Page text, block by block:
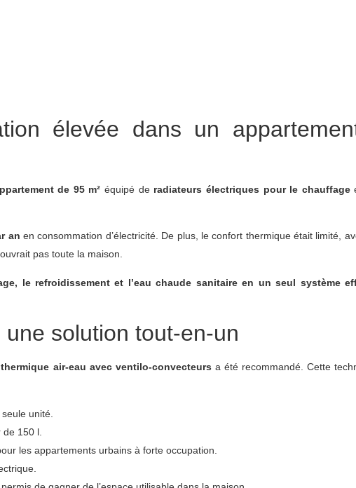
élevée dans un
de 95 m² équipé de radiateurs électriques pour le chauffage
an en consommation d’électricité. De plus, le confort thermique était limité,
pas toute la maison.
le refroidissement et l’eau chaude sanitaire en un seul système
une solution tout-en-un
air-eau avec ventilo-convecteurs a été recommandé. Cette
unité.
150 l.
les appartements urbains à forte occupation.